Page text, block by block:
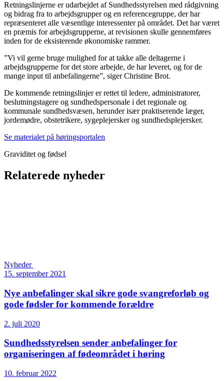
Retningslinjerne er udarbejdet af Sundhedsstyrelsen med rådgivning
og bidrag fra to arbejdsgrupper og en referencegruppe, der har
repræsenteret alle væsentlige interessenter på området. Det har været
en præmis for arbejdsgrupperne, at revisionen skulle gennemføres
inden for de eksisterende økonomiske rammer.
”Vi vil gerne bruge mulighed for at takke alle deltagerne i
arbejdsgrupperne for det store arbejde, de har leveret, og for de
mange input til anbefalingerne”, siger Christine Brot.
De kommende retningslinjer er rettet til ledere, administratorer,
beslutningstagere og sundhedspersonale i det regionale og
kommunale sundhedsvæsen, herunder især praktiserende læger,
jordemødre, obstetrikere, sygeplejersker og sundhedsplejersker.
Se materialet på høringsportalen
Graviditet og fødsel
Relaterede nyheder
Nyheder
15. september 2021
Nye anbefalinger skal sikre gode svangreforløb og
gode fødsler for kommende forældre
2. juli 2020
Sundheds­styrelsen sender anbefalinger for
organiseringen af fødeområdet i høring
10. februar 2022